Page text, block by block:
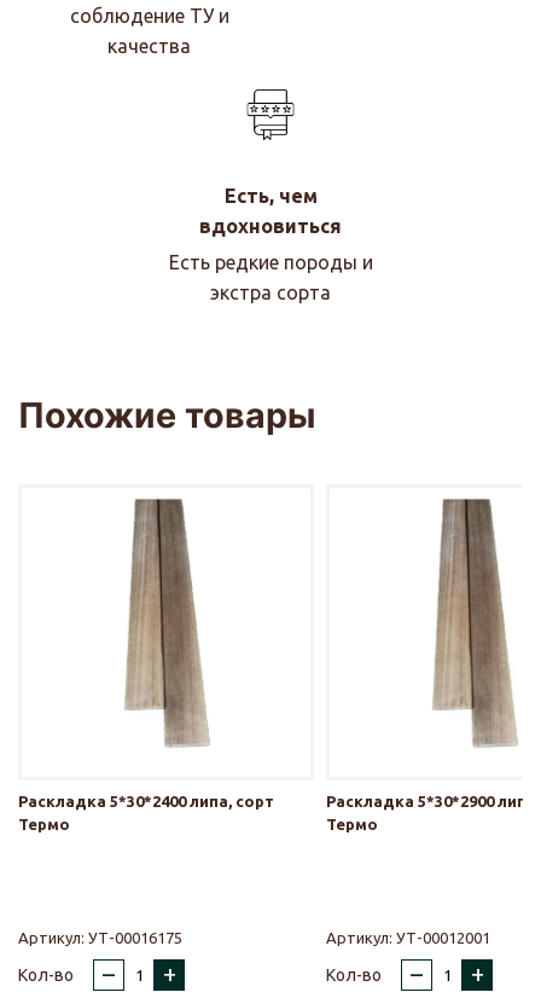
соблюдение ТУ и
качества
Есть, чем
вдохновиться
Есть редкие породы и
экстра сорта
Похожие товары
Раскладка 5*30*2400 липа, сорт
Термо
Артикул: УТ-00016175
Кол-во – +
Раскладка 5*30*2900
Термо
Артикул: УТ-00012001
Кол-во – +